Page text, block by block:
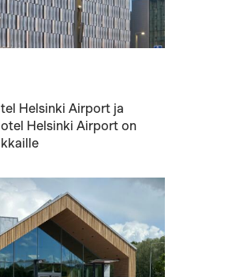
Helsinki Airport ja
Helsinki Airport on